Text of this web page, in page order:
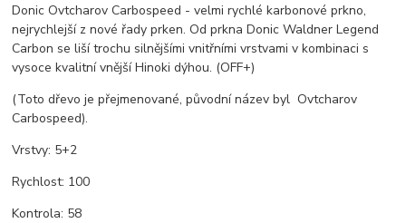
Donic Ovtcharov Carbospeed - velmi rychlé karbonové prkno,
nejrychlejší z nové řady prken. Od prkna Donic Waldner Legend
Carbon se liší trochu silnějšími vnitřními vrstvami v kombinaci s
vysoce kvalitní vnější Hinoki dýhou. (OFF+)
(Toto dřevo je přejmenované, původní název byl Ovtcharov
Carbospeed).
Vrstvy: 5+2
Rychlost: 100
Kontrola: 58